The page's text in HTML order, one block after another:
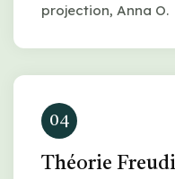
projection, Anna O.
04
Théorie